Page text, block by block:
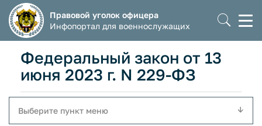
Правовой уголок офицера
Инфопортал для военнослужащих
Федеральный закон от 13
июня 2023 г. N 229-ФЗ
Выберите пункт меню